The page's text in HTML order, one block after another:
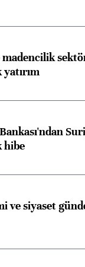
madencilik
yatırım
hibe
ve siyaset